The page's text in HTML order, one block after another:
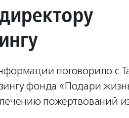
поговорило с
фонда «Подари
пожертвований